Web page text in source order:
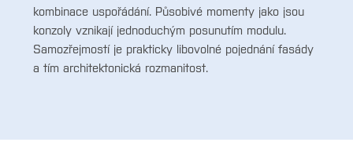
kombinace uspořádání. Působivé momenty jako jsou
konzoly vznikají jednoduchým posunutím modulu.
Samozřejmostí je prakticky libovolné pojednání fasády
a tím architektonická rozmanitost.